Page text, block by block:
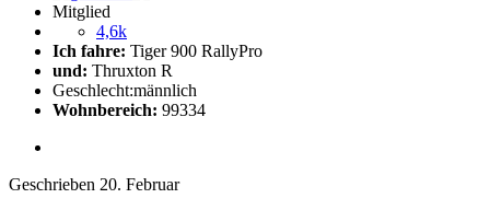
Mitglied
4,6k
Ich fahre: Tiger 900 RallyPro
und: Thruxton R
Geschlecht:männlich
Wohnbereich: 99334
Geschrieben 20. Februar